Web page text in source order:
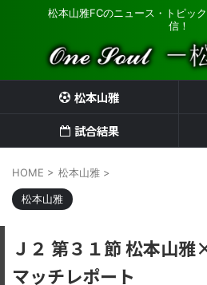
松本山雅FCのニュース・トピッ
信！
松本山雅
試合結果
HOME > 松本山雅 >
松本山雅
Ｊ２ 第３１節 松本山
マッチレポート